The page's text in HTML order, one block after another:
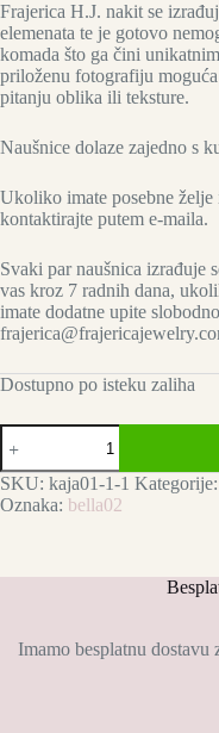
Frajerica H.J. nakit se
elemenata te je gotovo
komada što ga čini
priloženu fotografiju
pitanju oblika ili teksture.
Naušnice dolaze zajedno s
Ukoliko imate posebne
kontaktirajte putem e-maila.
Svaki par naušnica izrađuje
vas kroz 7 radnih dana,
imate dodatne upite
Dostupno po isteku zaliha
B
L
L
A
rustic
SKU: kaja01-1-1 Kategorije:
Oznaka: bella02
Imamo besplatnu dostavu